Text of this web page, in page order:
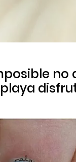
no